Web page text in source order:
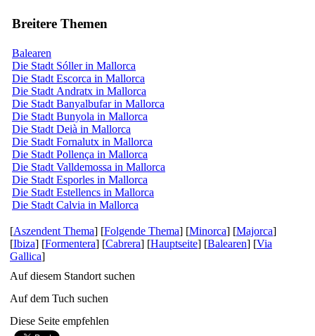
Breitere Themen
Balearen
Die Stadt Sóller in Mallorca
Die Stadt Escorca in Mallorca
Die Stadt Andratx in Mallorca
Die Stadt Banyalbufar in Mallorca
Die Stadt Bunyola in Mallorca
Die Stadt Deià in Mallorca
Die Stadt Fornalutx in Mallorca
Die Stadt Pollença in Mallorca
Die Stadt Valldemossa in Mallorca
Die Stadt Esporles in Mallorca
Die Stadt Estellencs in Mallorca
Die Stadt Calvia in Mallorca
[Aszendent Thema] [Folgende Thema] [Minorca] [Majorca]
[Ibiza] [Formentera] [Cabrera] [Hauptseite] [Balearen] [Via
Gallica]
Auf diesem Standort suchen
Auf dem Tuch suchen
Diese Seite empfehlen